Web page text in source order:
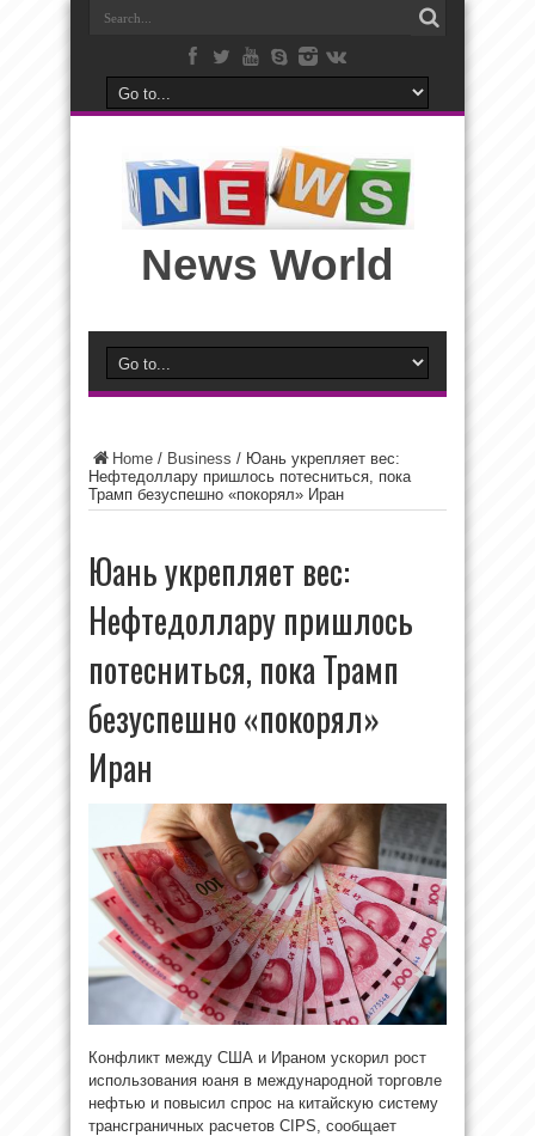
News World
Home / Business / Юань укрепляет вес:
Нефтедоллару пришлось потесниться, пока
Трамп безуспешно «покорял» Иран
Юань укрепляет вес:
Нефтедоллару пришлось
потесниться, пока Трамп
безуспешно «покорял»
Иран
Конфликт между США и Ираном ускорил рост
использования юаня в международной торговле
нефтью и повысил спрос на китайскую систему
трансграничных расчетов CIPS, сообщает